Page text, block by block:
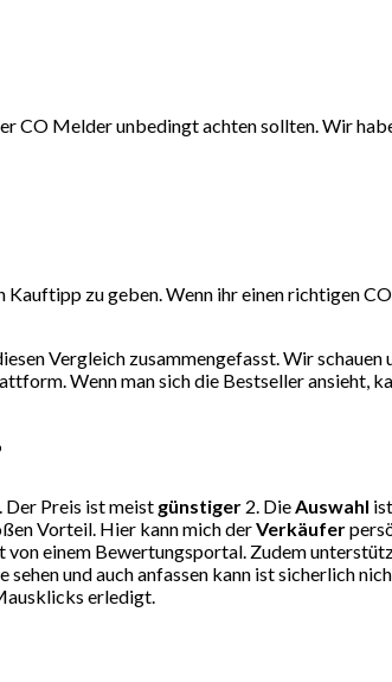
CO Melder unbedingt achten sollten. Wir
zu geben. Wenn ihr einen richtigen
Vergleich zusammengefasst. Wir
Wenn man sich die Bestseller ansieht,
Der Preis ist meist günstiger 2. DieAuswahl
Vorteil. Hier kann mich derVerkäufer
von einem Bewertungsportal. Zudem
und auch anfassen kann ist sicherlich
erledigt.